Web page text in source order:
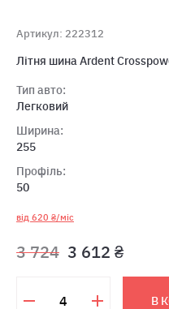
Артикул: 222312
Лiтня шина Ardent
Тип авто:
Легковий
Ширина:
255
Профіль:
50
від 620 ₴/міс
3 724 3 612 ₴
В